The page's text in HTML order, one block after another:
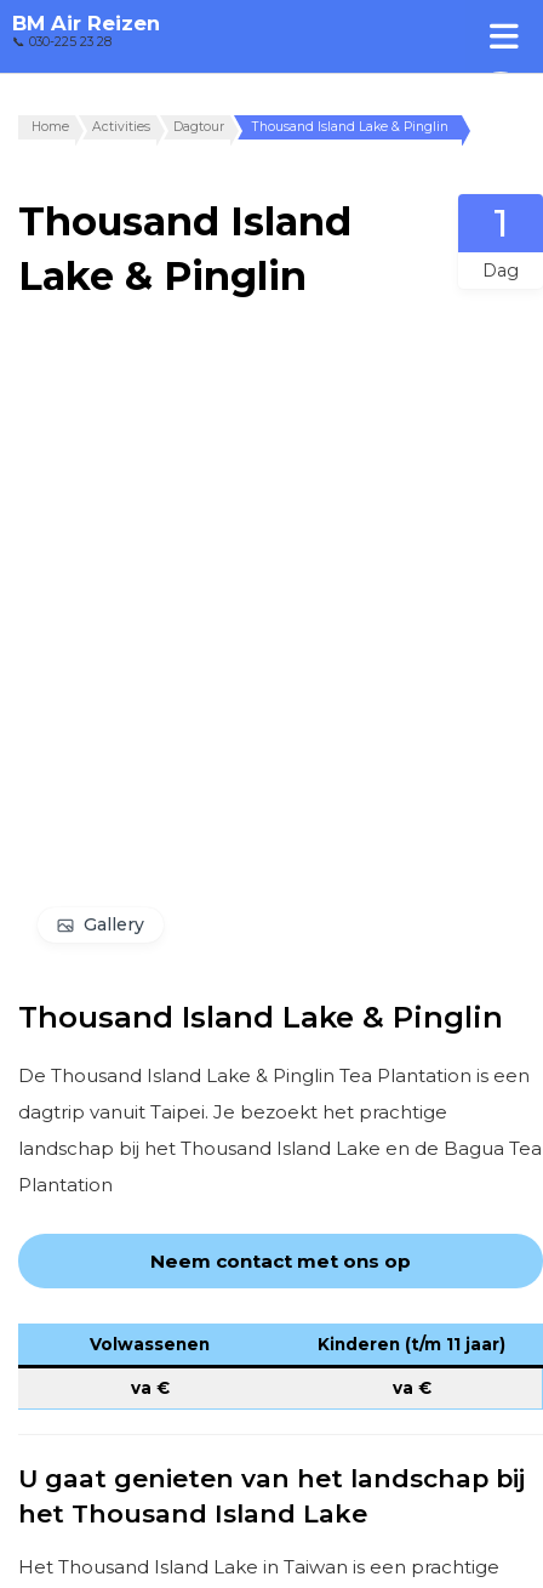
BM Air Reizen
📞 030-225 23 28
Home Activities Dagtour Thousand Island Lake & Pinglin
Thousand Island
Lake & Pinglin
1
Dag
Gallery
Thousand Island Lake & Pinglin
De Thousand Island Lake & Pinglin Tea Plantation is een
dagtrip vanuit Taipei. Je bezoekt het prachtige
landschap bij het Thousand Island Lake en de Bagua Tea
Plantation
Neem contact met ons op
Volwassenen Kinderen (t/m 11 jaar)
va € va €
U gaat genieten van het landschap bij
het Thousand Island Lake
Het Thousand Island Lake in Taiwan is een prachtige